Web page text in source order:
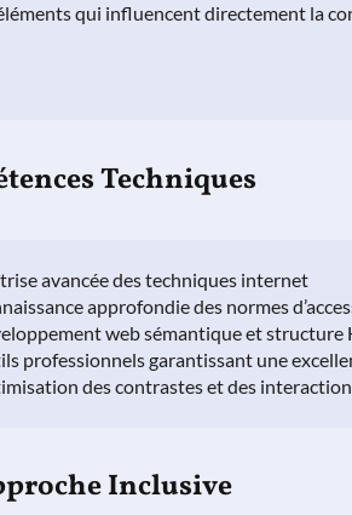
qui influencent directement la
Techniques
avancée des techniques internet
approfondie des normes
web sémantique et structure
professionnels garantissant une
des contrastes et des
Inclusive